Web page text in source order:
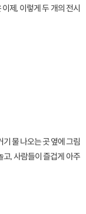
제, 이렇게 두 개의 전시
물 나오는 곳 옆에 그림
고, 사람들이 즐겁게 아주